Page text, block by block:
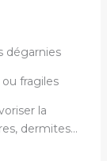
dégarnies
fragiles
la
dermites…